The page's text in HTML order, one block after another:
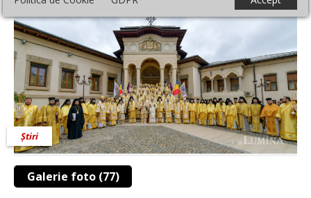
Galerie foto (77)
Știri